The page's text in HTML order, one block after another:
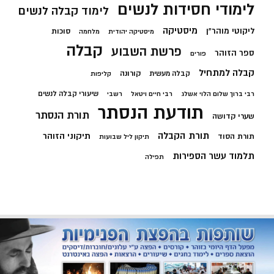
לימודי חסידות לנשים לימוד קבלה לנשים
ליקוטי מוהר"ן מיסטיקה מיסטיקה יהודית מלחמה סוכות
ספר הזוהר פורים פרשת השבוע קבלה
קבלה למתחיל קבלה מעשית קורונה קליפות
רבי ברוך שלום הלוי אשלג רבי חיים ויטאל רשבי שיעורי קבלה לנשים
שערי קדושה תודעת הנסתר תורת הנסתר
תורת הסוד תורת הקבלה תיקון ליל שבועות תיקוני הזוהר
תלמוד עשר הספירות תפילה